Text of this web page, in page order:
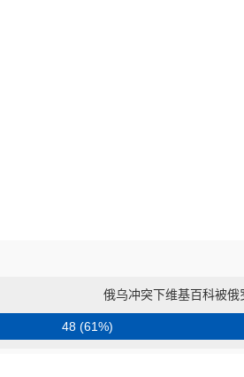
俄乌冲突下维基百科被俄
48 (61%)